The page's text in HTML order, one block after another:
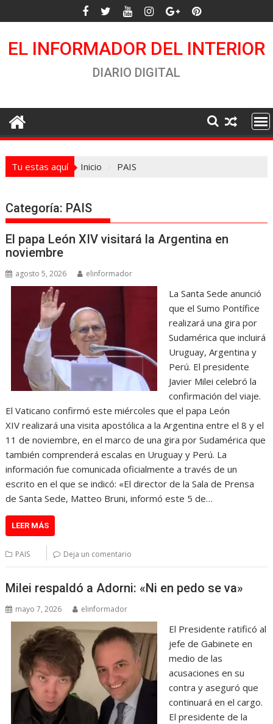
al
EL INFORMADOR DEL INTERIOR
DIARIO DIGITAL
Tu estas aquí Inicio PAIS
Categoría: PAIS
El papa León XIV visitará la Argentina en
noviembre
agosto 5, 2026 elinformador
La Santa Sede anunció
que el Sumo Pontífice
realizará una gira por
Sudamérica que incluirá
Uruguay, Argentina y
Perú. El presidente
Javier Milei celebró la
confirmación del viaje.
El Vaticano confirmó este miércoles que el papa León
XIV realizará una visita apostólica a la Argentina entre el 8 y el
11 de noviembre, en el marco de una gira por Sudamérica que
también comprenderá escalas en Uruguay y Perú. La
información fue comunicada oficialmente a través de un
escrito en el que se indicó: «El director de la Sala de Prensa
de Santa Sede, Matteo Bruni, informó este 5 de…
LEER MÁS
PAIS Deja un comentario
Milei respaldó a Adorni: «Ni en pedo se va»
mayo 7, 2026 elinformador
El Presidente ratificó al
jefe de Gabinete en
medio de las
acusaciones en su
contra y aseguró que
continuará en el cargo.
El presidente de la